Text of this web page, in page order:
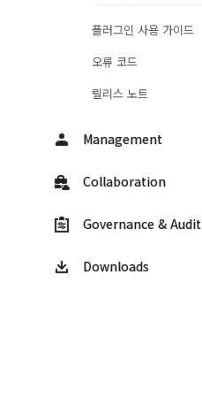
플러그인 사용 가이드
오류 코드
릴리스 노트
Management
Collaboration
Governance & Audit
Downloads